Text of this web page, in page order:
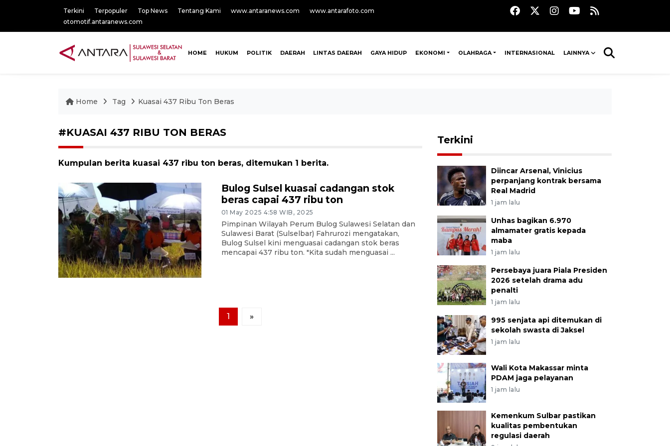
Terkini Terpopuler Top News Tentang Kami www.antaranews.com
www.antarafoto.com
otomotif.antaranews.com
HOME HUKUM POLITIK DAERAH LINTAS DAERAH GAYA HIDUP EKONOMI OLAHRAGA INTERNASIONAL LAINNYA
Home Tag Kuasai 437 Ribu Ton Beras
#KUASAI 437 RIBU TON BERAS
Kumpulan berita kuasai 437 ribu ton beras, ditemukan 1 berita.
Bulog Sulsel kuasai cadangan stok
beras capai 437 ribu ton
01 May 2025 4:58 WIB, 2025
Pimpinan Wilayah Perum Bulog Sulawesi Selatan dan
Sulawesi Barat (Sulselbar) Fahrurozi mengatakan,
Bulog Sulsel kini menguasai cadangan stok beras
mencapai 437 ribu ton. "Kita sudah menguasai ...
1 »
Terkini
Diincar Arsenal, Vinicius
perpanjang kontrak bersama
Real Madrid
1 jam lalu
Unhas bagikan 6.970
almamater gratis kepada
maba
1 jam lalu
Persebaya juara Piala Presiden
2026 setelah drama adu
penalti
1 jam lalu
995 senjata api ditemukan di
sekolah swasta di Jaksel
1 jam lalu
Wali Kota Makassar minta
PDAM jaga pelayanan
1 jam lalu
Kemenkum Sulbar pastikan
kualitas pembentukan
regulasi daerah